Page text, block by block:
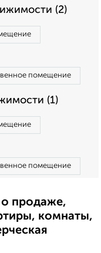
(2)
помещение
(1)
помещение
продаже,
комнаты,